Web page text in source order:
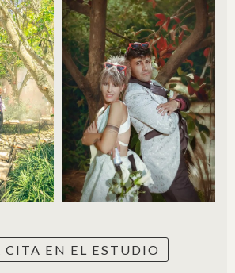
CITA EN EL ESTUDIO